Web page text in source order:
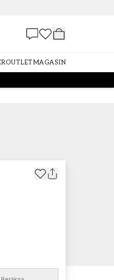
OUTLETMAGASIN